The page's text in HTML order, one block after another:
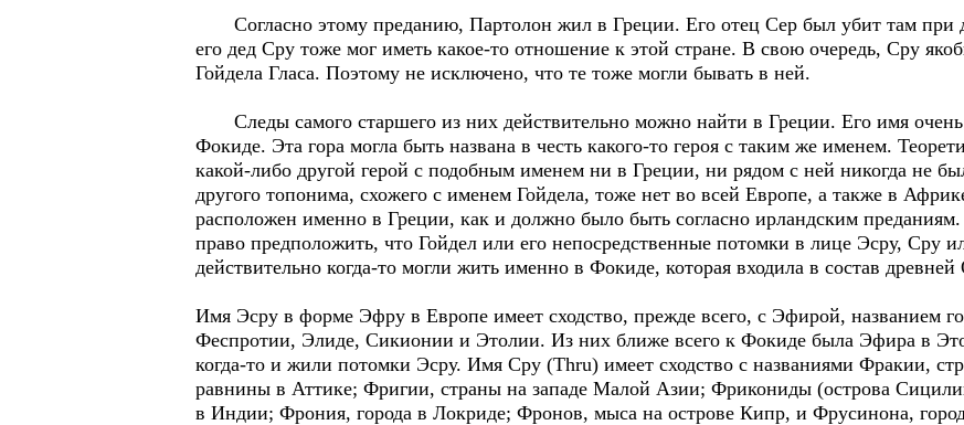
Согласно этому преданию, Партолон жил в Греции. Его отец Сер был убит там при
его дед Сру тоже мог иметь какое-то отношение к этой стране. В свою очередь, Сру
Гойдела Гласа. Поэтому не исключено, что те тоже могли бывать в ней.
Следы самого старшего из них действительно можно найти в Греции. Его имя
Фокиде. Эта гора могла быть названа в честь какого-то героя с таким же именем.
какой-либо другой герой с подобным именем ни в Греции, ни рядом с ней никогда не
другого топонима, схожего с именем Гойдела, тоже нет во всей Европе, а также в
расположен именно в Греции, как и должно было быть согласно ирландским
право предположить, что Гойдел или его непосредственные потомки в лице Эсру, Сру
действительно когда-то могли жить именно в Фокиде, которая входила в состав
Имя Эсру в форме Эфру в Европе имеет сходство, прежде всего, с Эфирой, названием
Феспротии, Элиде, Сикионии и Этолии. Из них ближе всего к Фокиде была Эфира в
когда-то и жили потомки Эсру. Имя Сру (Thru) имеет сходство с названиями Фракии,
равнины в Аттике; Фригии, страны на западе Малой Азии; Фрикониды (острова
в Индии; Фрония, города в Локриде; Фронов, мыса на острове Кипр, и Фрусинона,